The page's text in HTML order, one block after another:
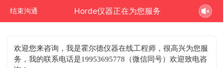
结束沟通 Horde仪器正在为您服务
欢迎您来咨询 ，我是霍尔德仪器在线工程师，很高兴为您服
务，我的联系电话是19953695778（微信同号）欢迎致电咨